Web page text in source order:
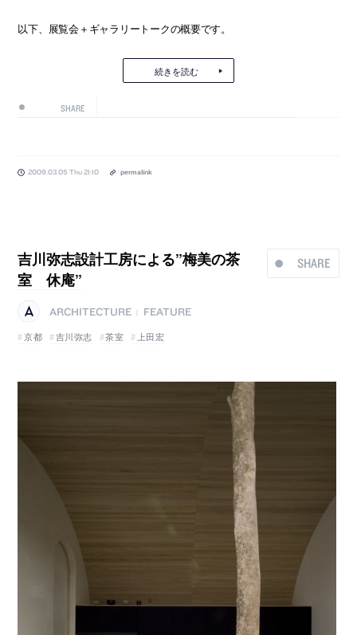
以下、展覧会＋ギャラリートークの概要です。
続きを読む
SHARE
2009.03.05 Thu 21:10 permalink
SHARE
吉川弥志設計工房による”梅美の茶
室 休庵”
ARCHITECTURE
FEATURE
京都
吉川弥志 茶室 上田宏